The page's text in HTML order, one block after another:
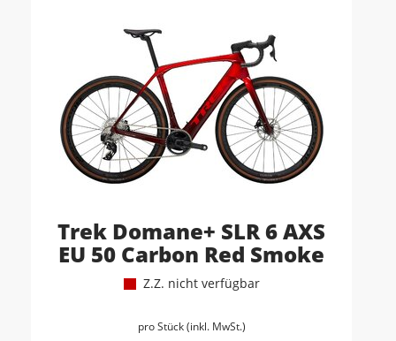
Trek Domane+ SLR 6 AXS
EU 50 Carbon Red Smoke
Z.Z. nicht verfügbar
pro Stück (inkl. MwSt.)